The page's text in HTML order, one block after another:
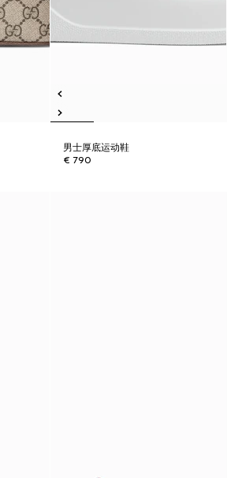
男士厚底运动鞋
€ 790